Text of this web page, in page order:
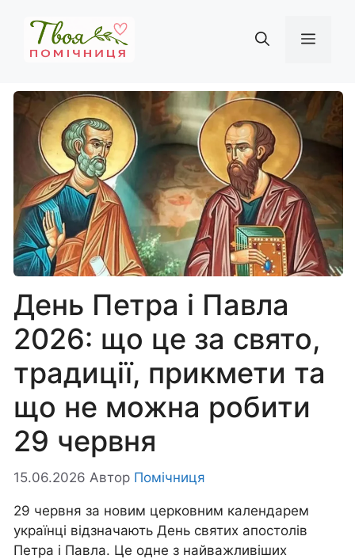
вмісту
День Петра і Павла
2026: що це за свято,
традиції, прикмети та
що не можна робити
29 червня
15.06.2026 Автор Помічниця
29 червня за новим церковним календарем
українці відзначають День святих апостолів
Петра і Павла. Це одне з найважливіших